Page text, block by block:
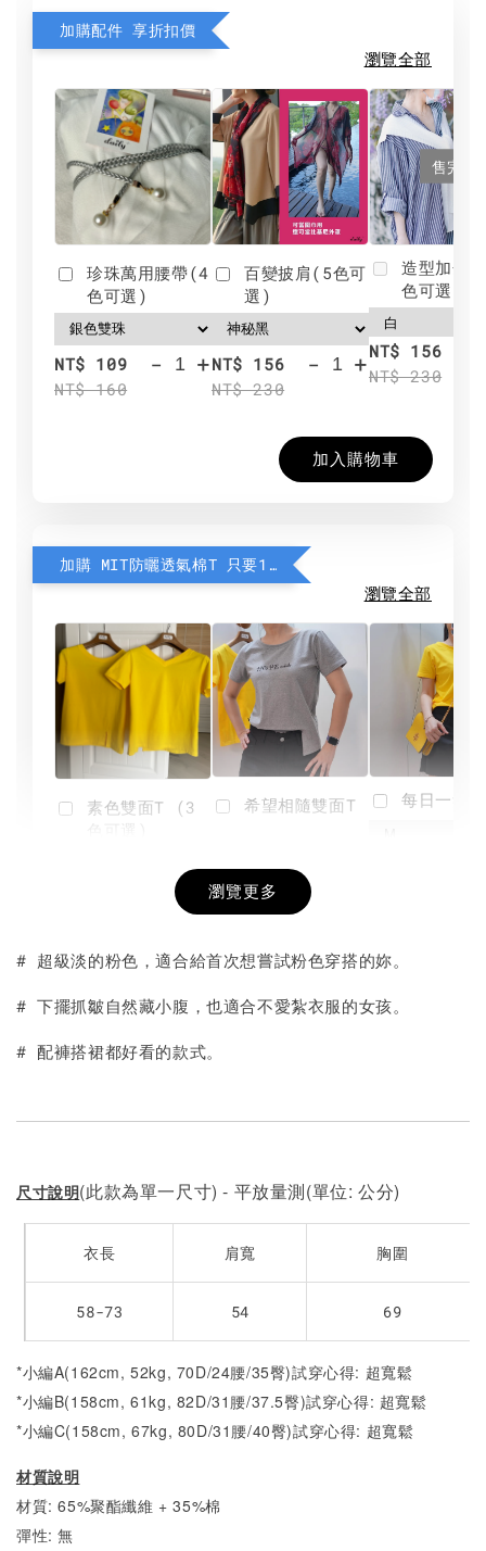
加購配件 享折扣價
瀏覽全部
珍珠萬用腰帶(4
色可選)
NT$ 109
NT$ 160
- +
百變披肩(5色可
選)
NT$ 156
NT$ 230
- +
售完
造型加分
色可選)
NT$ 156
NT$ 230
加入購物車
加購 MIT防曬透氣棉T 只要190元
瀏覽全部
素色雙面T (3
+
希望相隨雙面T
NT$ 190
-
每日一笑
瀏覽更多
# 超級淡的粉色，適合給首次想嘗試粉色穿搭的妳。
# 下擺抓皺自然藏小腹，也適合不愛紮衣服的女孩。
# 配褲搭裙都好看的款式。
尺寸說明(此款為單一尺寸) - 平放量測(單位: 公分)
衣長 肩寬 胸圍
58-73 54 69
*小編A(162cm, 52kg, 70D/24腰/35臀)試穿心得: 超寬鬆
*小編B(158cm, 61kg, 82D/31腰/37.5臀)試穿心得: 超寬鬆
*小編C(158cm, 67kg, 80D/31腰/40臀)試穿心得: 超寬鬆
材質說明
材質: 65%聚酯纖維 + 35%棉
彈性: 無